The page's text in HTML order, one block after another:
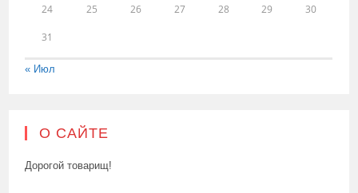
24 25 26 27 28 29 30
31
« Июл
О САЙТЕ
Дорогой товарищ!